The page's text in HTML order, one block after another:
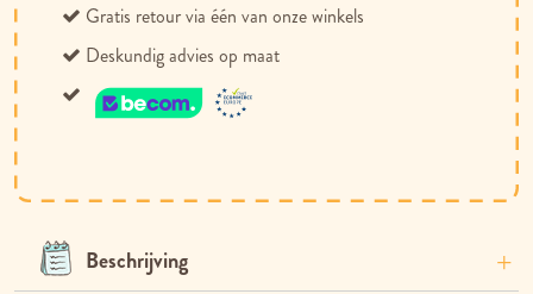
Gratis retour via één van onze winkels
Deskundig advies op maat
Beschrijving